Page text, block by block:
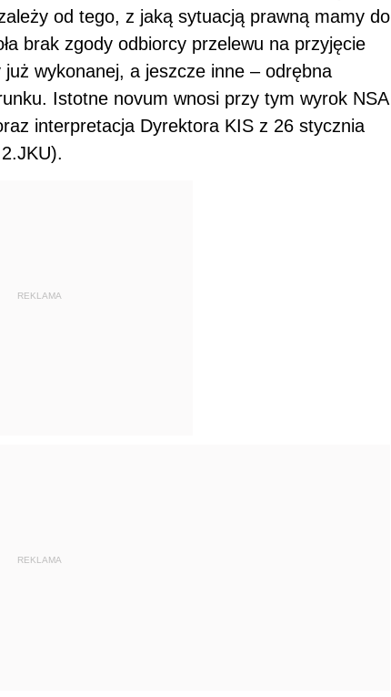
od tego, z jaką sytuacją prawną mamy do
brak zgody odbiorcy przelewu na przyjęcie
wykonanej, a jeszcze inne – odrębna
Istotne novum wnosi przy tym wyrok NSA
interpretacja Dyrektora KIS z 26 stycznia
REKLAMA
REKLAMA